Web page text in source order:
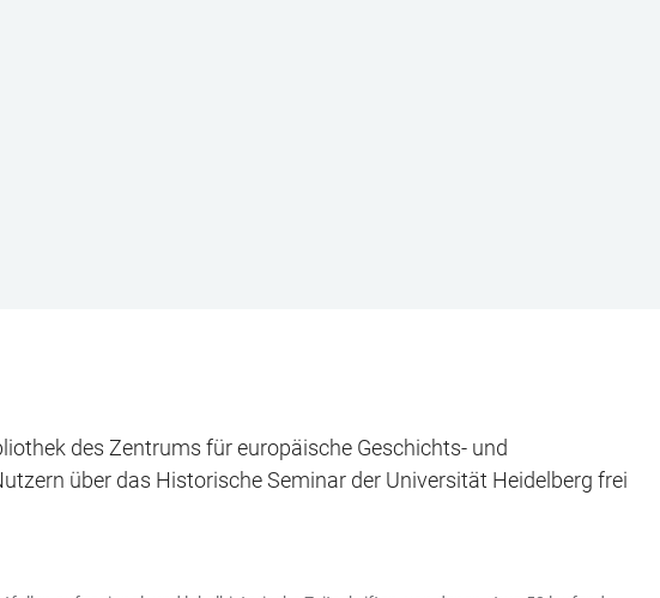
des Zentrums für europäische Geschichts- und
über das Historische Seminar der Universität Heidelberg frei